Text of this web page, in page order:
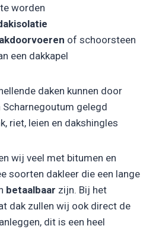
worden
of schoorsteen
een dakkapel
daken kunnen door
gelegd
riet, leien en dakshingles
wij veel met bitumen en
soorten dakleer die een lange
betaalbaar zijn. Bij het
dak zullen wij ook direct de
dit is een heel